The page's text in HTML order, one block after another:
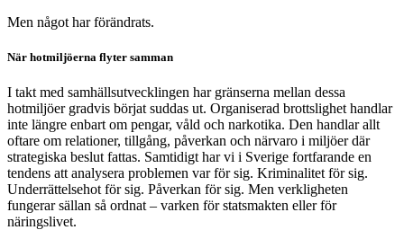
Men något har förändrats.
När hotmiljöerna flyter samman
I takt med samhällsutvecklingen har gränserna mellan dessa
hotmiljöer gradvis börjat suddas ut. Organiserad brottslighet handlar
inte längre enbart om pengar, våld och narkotika. Den handlar allt
oftare om relationer, tillgång, påverkan och närvaro i miljöer där
strategiska beslut fattas. Samtidigt har vi i Sverige fortfarande en
tendens att analysera problemen var för sig. Kriminalitet för sig.
Underrättelsehot för sig. Påverkan för sig. Men verkligheten
fungerar sällan så ordnat – varken för statsmakten eller för
näringslivet.